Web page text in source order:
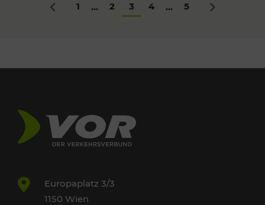
Zurück
1 ... 2 3 4 ... 5 Nächstes
Europaplatz 3/3
1150 Wien